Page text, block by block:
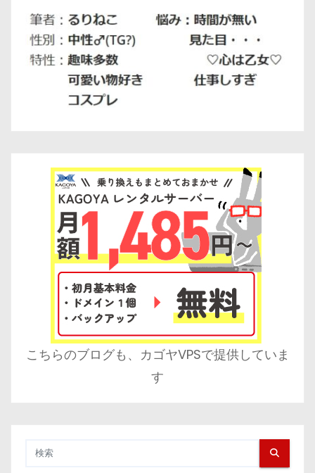
こちらのブログも、カゴヤVPSで提供していま
す